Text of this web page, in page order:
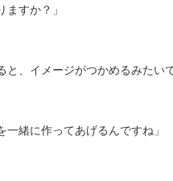
すか？」
と、イメージがつかめるみたい
一緒に作ってあげるんですね」